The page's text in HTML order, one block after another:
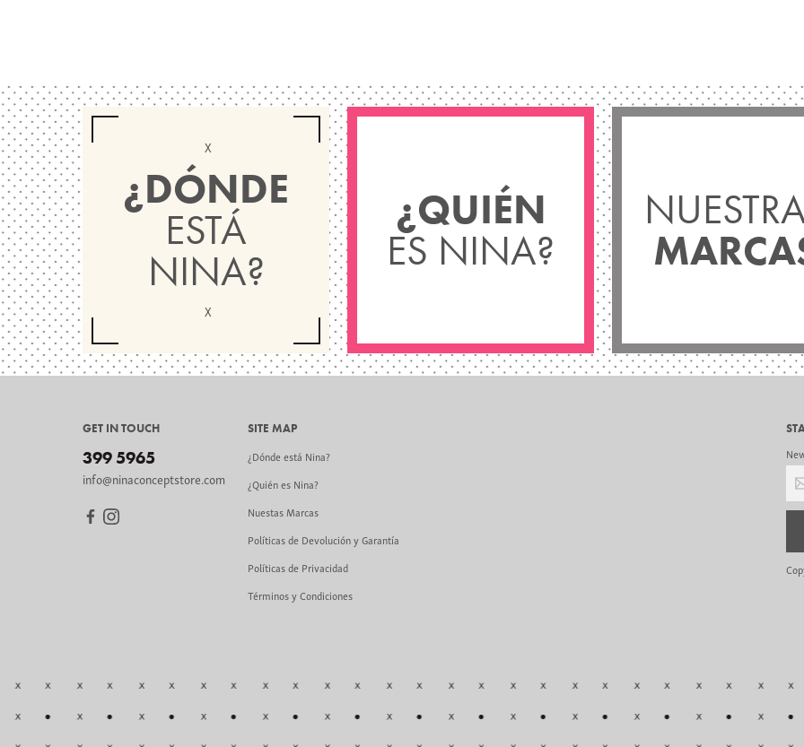
¿DÓNDE
ESTÁ
NINA?
¿QUIÉN
ES NINA?
GET IN TOUCH
399 5965
info@ninaconceptstore.com
SITE MAP
¿Dónde está Nina?
¿Quién es Nina?
Nuestas Marcas
Políticas de Devolución y Garantía
Políticas de Privacidad
Términos y Condiciones